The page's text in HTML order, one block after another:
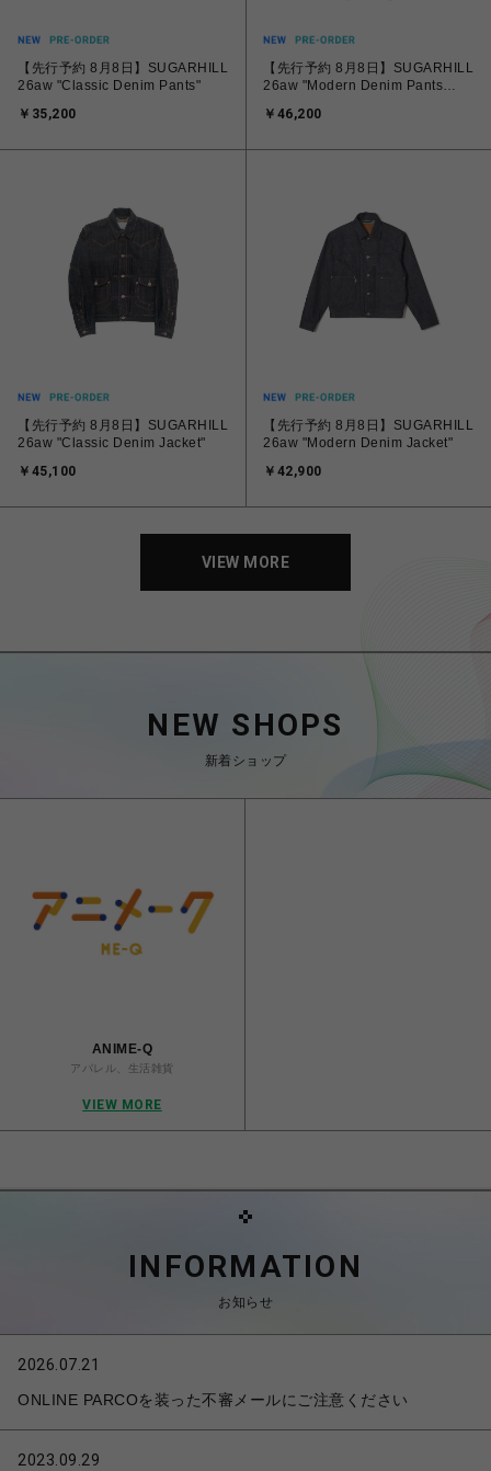
【先行予約 8月8日】SUGARHILL
26aw "Classic Denim Pants"
￥35,200
【先行予約 8月8日】SUGARHILL
26aw "Modern Denim Pants
￥46,200
【先行予約 8月8日】SUGARHILL
26aw "Classic Denim Jacket"
￥45,100
【先行予約 8月8日】SUGARHILL
26aw "Modern Denim Jacket"
￥42,900
VIEW MORE
NEW SHOPS
新着ショップ
ANIME-Q
アパレル、生活雑貨
VIEW MORE
INFORMATION
お知らせ
2026.07.21
ONLINE PARCOを装った不審メールにご注意ください
2023.09.29